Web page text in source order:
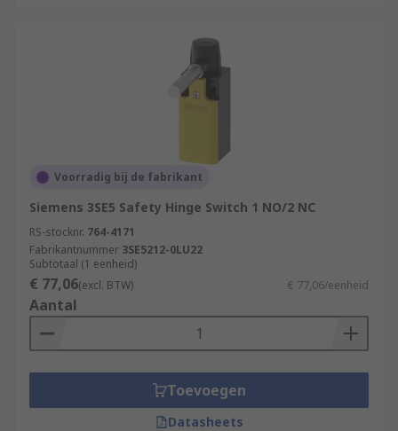
Voorradig bij de fabrikant
Siemens 3SE5 Safety Hinge Switch 1 NO/2 NC
RS-stocknr. 764-4171
Fabrikantnummer 3SE5212-0LU22
Subtotaal (1 eenheid)
€ 77,06(excl. BTW) € 77,06/eenheid
Aantal
Toevoegen
Datasheets